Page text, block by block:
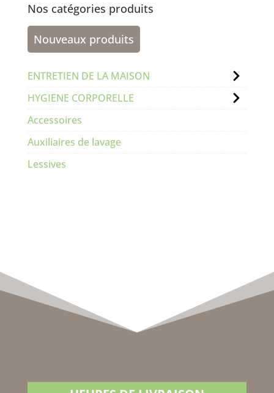
Nos catégories produits
Nouveaux produits
ENTRETIEN DE LA MAISON
HYGIENE CORPORELLE
Accessoires
Auxiliaires de lavage
Lessives